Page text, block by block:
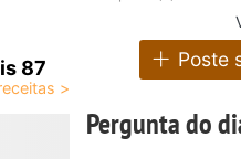
87 Poste
Pergunta do